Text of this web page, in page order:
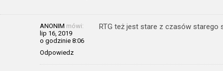
ANONIM mówi:
lip 16, 2019
o godzinie 8:06
Odpowiedz
RTG też jest stare z czasów starego